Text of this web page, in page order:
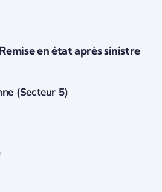
en état après sinistre
(Secteur 5)